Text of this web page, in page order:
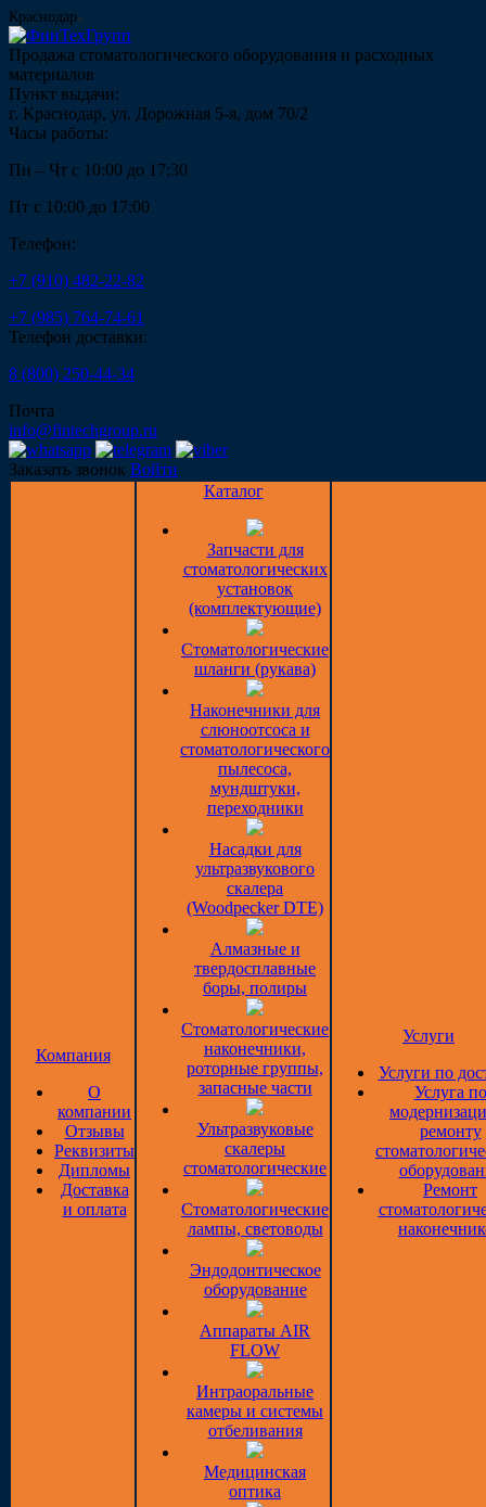
Краснодар
Продажа стоматологического оборудования и расходных
материалов
Пункт выдачи:
г. Краснодар, ул. Дорожная 5-я, дом 70/2
Часы работы:
Пн – Чт с 10:00 до 17:30
Пт с 10:00 до 17:00
Телефон:
+7 (910) 482-22-82
+7 (985) 764-74-61
Телефон доставки:
8 (800) 250-44-34
Почта
info@fintechgroup.ru
Заказать звонок Войти
Компания
О
компании
Отзывы
Реквизиты
Дипломы
Доставка
и оплата
Каталог
Запчасти для
стоматологических
установок
(комплектующие)
Стоматологические
шланги (рукава)
Наконечники для
слюноотсоса и
стоматологического
пылесоса,
мундштуки,
переходники
Насадки для
ультразвукового
скалера
(Woodpecker DTE)
Алмазные и
твердосплавные
боры, полиры
Стоматологические
наконечники,
роторные группы,
запасные части
Ультразвуковые
скалеры
стоматологические
Стоматологические
лампы, световоды
Эндодонтическое
оборудование
Аппараты AIR
FLOW
Интраоральные
камеры и системы
отбеливания
Медицинская
оптика
Услуги
Услуги по
Услуга по
ремонту
Ремонт